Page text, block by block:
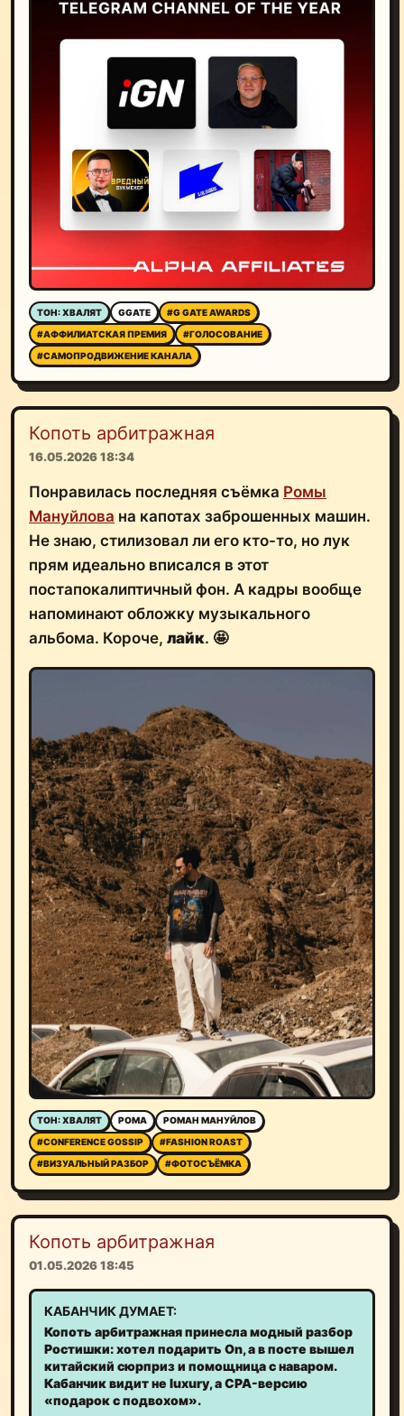
ТОН: ХВАЛЯТ GGATE
#G GATE AWARDS
#АФФИЛИАТСКАЯ ПРЕМИЯ
#ГОЛОСОВАНИЕ
#САМОПРОДВИЖЕНИЕ КАНАЛА
Копоть арбитражная
16.05.2026 18:34
Понравилась последняя съёмка Ромы
Мануйлова на капотах заброшенных машин.
Не знаю, стилизовал ли его кто-то, но лук
прям идеально вписался в этот
постапокалиптичный фон. А кадры вообще
напоминают обложку музыкального
альбома. Короче, лайк. 🤩
ТОН: ХВАЛЯТ РОМА
РОМАН МАНУЙЛОВ
#CONFERENCE GOSSIP
#FASHION ROAST
#ВИЗУАЛЬНЫЙ РАЗБОР
#ФОТОСЪЁМКА
Копоть арбитражная
01.05.2026 18:45
КАБАНЧИК ДУМАЕТ:
Копоть арбитражная принесла модный разбор
Ростишки: хотел подарить On, а в посте вышел
китайский сюрприз и помощница с наваром.
Кабанчик видит не luxury, а CPA-версию
«подарок с подвохом».